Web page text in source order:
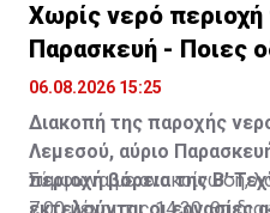
Χωρίς νερό
Παρασκευή - Ποιες
06.08.2026 15:25
Διακοπή της παροχής
Λεμεσού, αύριο
περιοχή βόρεια της Β’
Σύμφωνα με ανακοίνωση,